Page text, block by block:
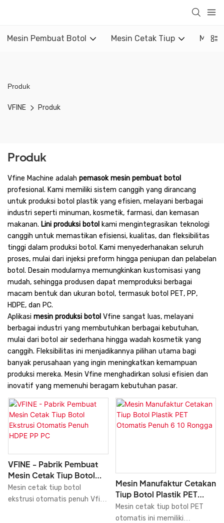
Mesin Pembuat Botol Mesin Cetak Tiup Mesin
Produk
VFINE Produk
Produk
Vfine Machine adalah pemasok mesin pembuat botol
profesional. Kami memiliki sistem canggih yang dirancang
untuk produksi botol plastik yang efisien, melayani berbagai
industri seperti minuman, kosmetik, farmasi, dan kemasan
makanan. Lini produksi botol kami mengintegrasikan teknologi
canggih untuk memastikan efisiensi, kualitas, dan fleksibilitas
tinggi dalam produksi botol. Kami menyederhanakan seluruh
proses, mulai dari injeksi preform hingga peniupan dan pelabelan
botol. Desain modularnya memungkinkan kustomisasi yang
mudah, sehingga produsen dapat memproduksi berbagai
macam bentuk dan ukuran botol, termasuk botol PET, PP,
HDPE, dan PC.
Aplikasi mesin produksi botol Vfine sangat luas, melayani
berbagai industri yang membutuhkan berbagai kebutuhan,
mulai dari botol air sederhana hingga wadah kosmetik yang
canggih. Fleksibilitas ini menjadikannya pilihan utama bagi
banyak perusahaan yang ingin meningkatkan kemampuan
produksi mereka. Mesin Vfine menghadirkan solusi efisien dan
inovatif yang memenuhi beragam kebutuhan pasar.
VFINE - Pabrik Pembuat
Mesin Cetak Tiup Botol
Ekstrusi Otomatis Penuh
HDPE PP PC
Mesin cetak tiup botol
ekstrusi otomatis penuh Vfine
Mesin Manufaktur Cetakan
Tiup Botol Plastik PET
Otomatis Penuh 6 10
Rongga
Mesin cetak tiup botol PET
otomatis ini memiliki